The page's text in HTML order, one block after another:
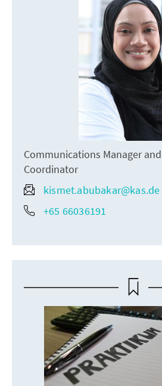
Communications Manager
Coordinator
kismet.abubakar@kas.de
+65 66036191